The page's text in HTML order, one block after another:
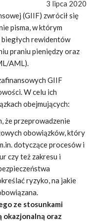
3 lipca 2020
(GIIF) zwrócił się
pisma, w którym
rewidentów
praniu pieniędzy oraz
AML).
GIIF
W celu ich
obejmujących:
że przeprowadzenie
obowiązków, który
dotyczące procesów i
czy też zakresu i
ryzyko, na jakie
ze stosunkami
okazjonalną oraz